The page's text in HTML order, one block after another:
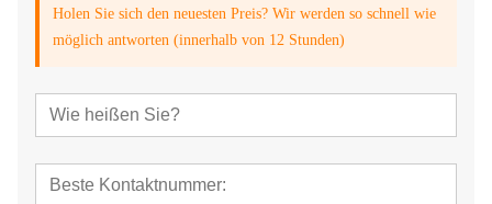
Holen Sie sich den neuesten Preis? Wir werden so schnell wie
möglich antworten (innerhalb von 12 Stunden)